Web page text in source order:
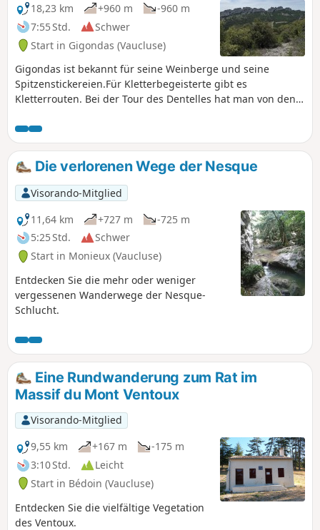
18,23 km
+960 m
-960 m
7:55 Std.
Schwer
Start in Gigondas (Vaucluse)
Gigondas ist bekannt für seine Weinberge und seine
Spitzenstickereien.Für Kletterbegeisterte gibt es
Kletterrouten. Bei der Tour des Dentelles hat man von den
Die verlorenen Wege der Nesque
Visorando-Mitglied
11,64 km
+727 m
-725 m
5:25 Std.
Schwer
Start in Monieux (Vaucluse)
Entdecken Sie die mehr oder weniger
vergessenen Wanderwege der Nesque-
Schlucht.
Eine Rundwanderung zum Rat im
Massif du Mont Ventoux
Visorando-Mitglied
9,55 km
+167 m
-175 m
3:10 Std.
Leicht
Start in Bédoin (Vaucluse)
Entdecken Sie die vielfältige Vegetation
des Ventoux.